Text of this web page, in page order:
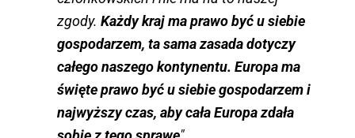
zgody. Każdy kraj ma prawo być u siebie
gospodarzem, ta sama zasada dotyczy
całego naszego kontynentu. Europa ma
święte prawo być u siebie gospodarzem i
najwyższy czas, aby cała Europa zdała